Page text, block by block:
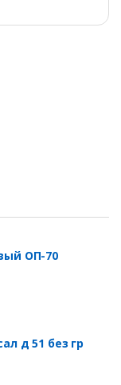
ОП-70
д 51 без гр